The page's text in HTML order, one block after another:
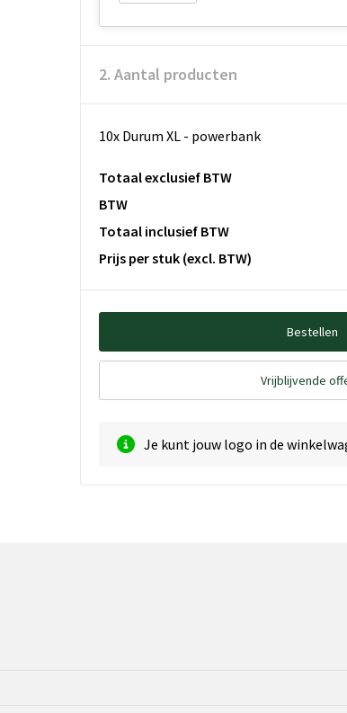
2. Aantal producten
10x Durum XL - powerbank
Totaal exclusief BTW
BTW
Totaal inclusief BTW
Prijs per stuk (excl. BTW)
Bestellen
Vrijblijvende
Je kunt jouw logo in de